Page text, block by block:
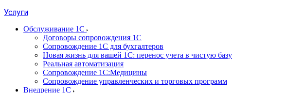
Услуги
Обслуживание 1С
Договоры сопровождения 1С
Сопровождение 1С для бухгалтеров
Новая жизнь для вашей 1С: перенос учета в чистую базу
Реальная автоматизация
Сопровождение 1С:Медицины
Сопровождение управленческих и торговых программ
Внедрение 1С